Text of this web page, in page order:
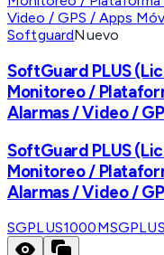
SoftguardNuevo
SoftGuard PLUS
Monitoreo /
Alarmas / Video /
SoftGuard PLUS
Monitoreo /
Alarmas / Video /
SGPLUS1000M